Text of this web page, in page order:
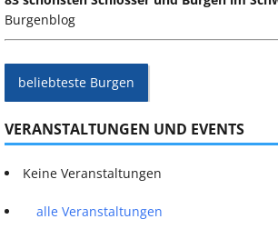
Burgenblog
beliebteste Burgen
VERANSTALTUNGEN UND EVENTS
Keine Veranstaltungen
alle Veranstaltungen